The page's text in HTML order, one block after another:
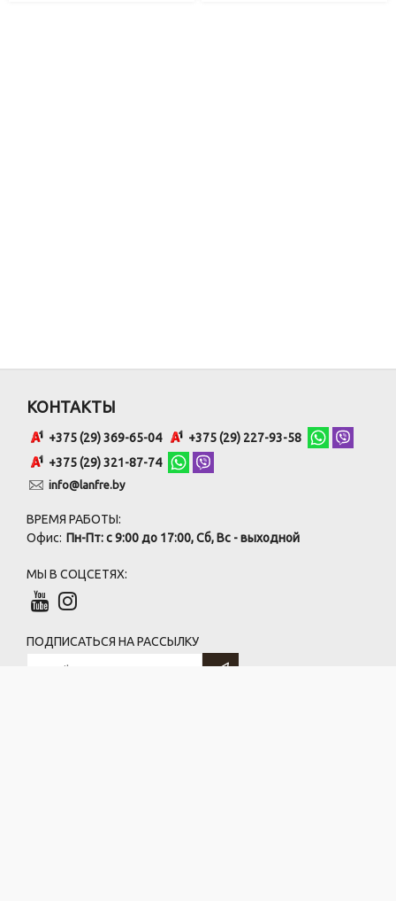
КОНТАКТЫ
+375 (29) 369-65-04
+375 (29) 227-93-58
+375 (29) 321-87-74
info@lanfre.by
ВРЕМЯ РАБОТЫ:
Офис: Пн-Пт: с 9:00 до 17:00, Сб, Вс - выходной
МЫ В СОЦСЕТЯХ:
ПОДПИСАТЬСЯ НА РАССЫЛКУ